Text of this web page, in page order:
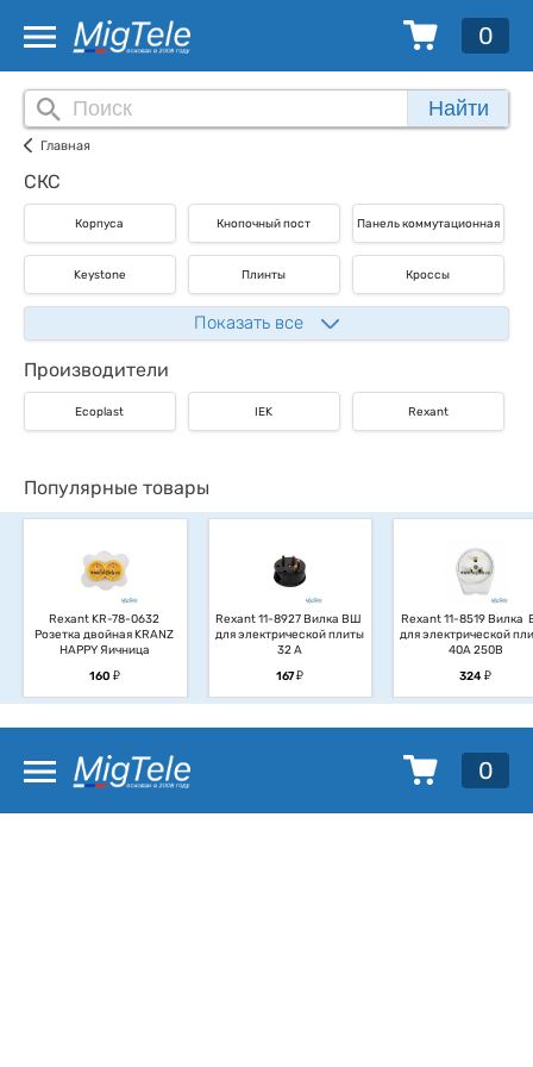
0
Найти
Главная
СКС
Корпуса Кнопочный пост Панель коммутационная
Keystone Плинты Кроссы
Показать все
Производители
Ecoplast IEK Rexant
Популярные товары
Rexant KR-78-0632
Розетка двойная KRANZ
HAPPY Яичница
160у
Rexant 11-8927 Вилка ВШ
для электрической плиты
32 А
167у
Rexant 11-8519 Вилка
для электрической
40А 250В
324у
0